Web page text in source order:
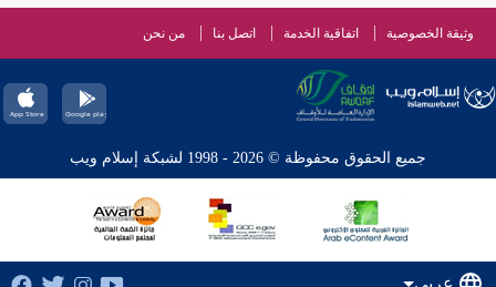
وثيقة الخصوصية اتفاقية الخدمة اتصل بنا من نحن
جميع الحقوق محفوظة © 2026 - 1998 لشبكة إسلام ويب